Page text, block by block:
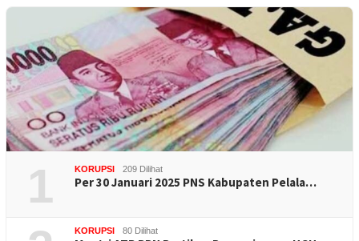
1 KORUPSI 209 Dilihat
Per 30 Januari 2025 PNS Kabupaten Pelala…
KORUPSI 80 Dilihat